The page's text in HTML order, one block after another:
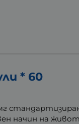
* 60
начин на